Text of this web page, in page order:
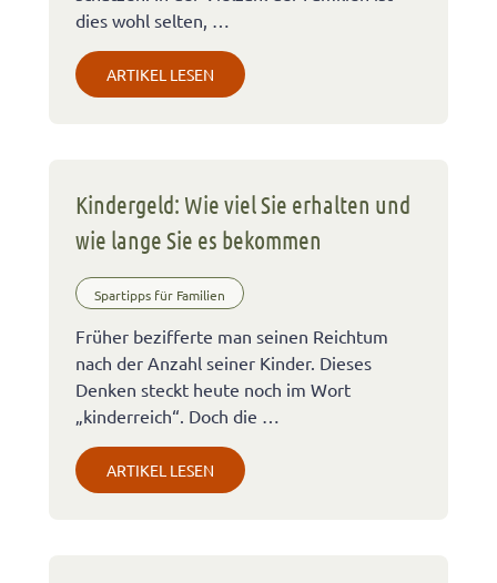
dies wohl selten, …
ARTIKEL LESEN
Kindergeld: Wie viel Sie erhalten und
wie lange Sie es bekommen
Spartipps für Familien
Früher bezifferte man seinen Reichtum
nach der Anzahl seiner Kinder. Dieses
Denken steckt heute noch im Wort
„kinderreich“. Doch die …
ARTIKEL LESEN